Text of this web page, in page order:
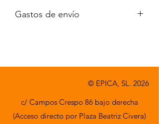
Gastos de envío
© EPICA, SL. 2026
c/ Campos Crespo 86 bajo derecha
(Acceso directo por Plaza Beatriz Civera)